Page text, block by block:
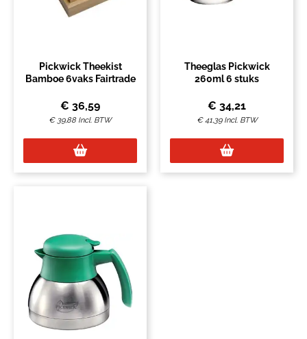
Pickwick Theekist
Bamboe 6vaks Fairtrade
€ 36,59
€ 39,88 Incl. BTW
Theeglas Pickwick
260ml 6 stuks
€ 34,21
€41,39 Incl. BTW